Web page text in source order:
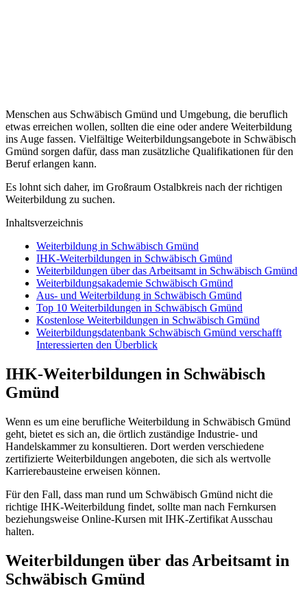
Menschen aus Schwäbisch Gmünd und Umgebung, die beruflich
etwas erreichen wollen, sollten die eine oder andere Weiterbildung
ins Auge fassen. Vielfältige Weiterbildungsangebote in Schwäbisch
Gmünd sorgen dafür, dass man zusätzliche Qualifikationen für den
Beruf erlangen kann.
Es lohnt sich daher, im Großraum Ostalbkreis nach der richtigen
Weiterbildung zu suchen.
Inhaltsverzeichnis
Weiterbildung in Schwäbisch Gmünd
IHK-Weiterbildungen in Schwäbisch Gmünd
Weiterbildungen über das Arbeitsamt in Schwäbisch Gmünd
Weiterbildungsakademie Schwäbisch Gmünd
Aus- und Weiterbildung in Schwäbisch Gmünd
Top 10 Weiterbildungen in Schwäbisch Gmünd
Kostenlose Weiterbildungen in Schwäbisch Gmünd
Weiterbildungsdatenbank Schwäbisch Gmünd verschafft
Interessierten den Überblick
IHK-Weiterbildungen in Schwäbisch
Gmünd
Wenn es um eine berufliche Weiterbildung in Schwäbisch Gmünd
geht, bietet es sich an, die örtlich zuständige Industrie- und
Handelskammer zu konsultieren. Dort werden verschiedene
zertifizierte Weiterbildungen angeboten, die sich als wertvolle
Karrierebausteine erweisen können.
Für den Fall, dass man rund um Schwäbisch Gmünd nicht die
richtige IHK-Weiterbildung findet, sollte man nach Fernkursen
beziehungsweise Online-Kursen mit IHK-Zertifikat Ausschau
halten.
Weiterbildungen über das Arbeitsamt in
Schwäbisch Gmünd